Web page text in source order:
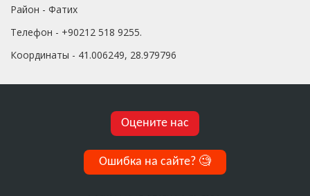
Район - Фатих
Телефон - +90212 518 9255.
Координаты - 41.006249, 28.979796
Оцените нас
Ошибка на сайте? 🧐